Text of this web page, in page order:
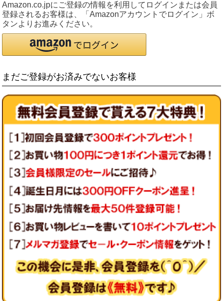
Amazon.co.jpにご登録の情報を利用してログインまたは会員
登録されるお客様は、「Amazonアカウントでログイン」ボ
タンよりお進みください。
まだご登録がお済みでないお客様